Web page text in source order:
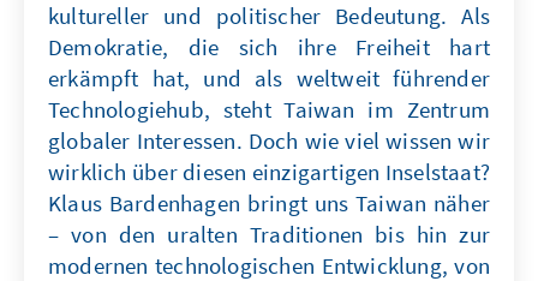
kultureller und politischer Bedeutung. Als
Demokratie, die sich ihre Freiheit hart
erkämpft hat, und als weltweit führender
Technologiehub, steht Taiwan im Zentrum
globaler Interessen. Doch wie viel wissen wir
wirklich über diesen einzigartigen Inselstaat?
Klaus Bardenhagen bringt uns Taiwan näher
– von den uralten Traditionen bis hin zur
modernen technologischen Entwicklung, von